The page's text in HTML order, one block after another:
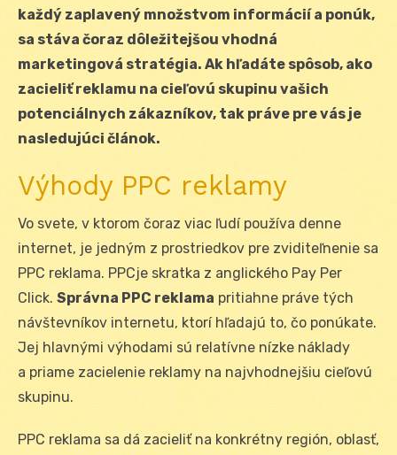
každý zaplavený množstvom informácií a ponúk,
sa stáva čoraz dôležitejšou vhodná
marketingová stratégia. Ak hľadáte spôsob, ako
zacieliť reklamu na cieľovú skupinu vašich
potenciálnych zákazníkov, tak práve pre vás je
nasledujúci článok.
Výhody PPC reklamy
Vo svete, v ktorom čoraz viac ľudí používa denne
internet, je jedným z prostriedkov pre zviditeľnenie sa
PPC reklama. PPCje skratka z anglického Pay Per
Click. Správna PPC reklama pritiahne práve tých
návštevníkov internetu, ktorí hľadajú to, čo ponúkate.
Jej hlavnými výhodami sú relatívne nízke náklady
a priame zacielenie reklamy na najvhodnejšiu cieľovú
skupinu.
PPC reklama sa dá zacieliť na konkrétny región, oblasť,